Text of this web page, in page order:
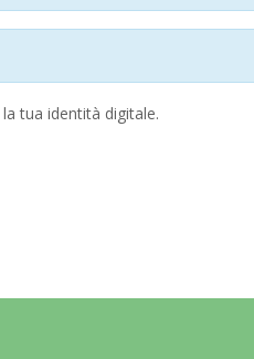
tua identità digitale.